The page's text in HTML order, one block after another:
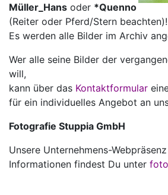
Müller_Hans oder *Quenno
(Reiter oder Pferd/Stern beachten)!
Es werden alle Bilder im Archiv
Wer alle seine Bilder der
will,
kann über das Kontaktformular
für ein individuelles Angebot an
Fotografie Stuppia GmbH
Unsere Unternehmens-
Informationen findest Du unter